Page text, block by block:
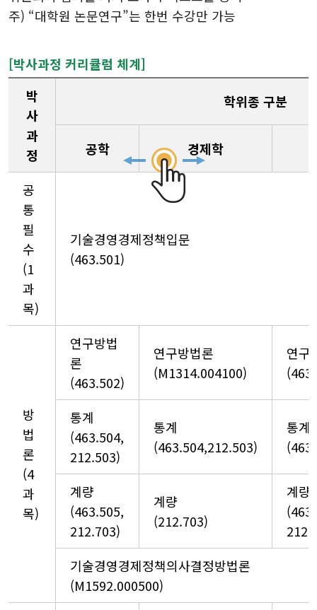
주) “대학원 논문연구”는 한번 수강만 가능
[박사과정 커리큘럼 체계]
박
사
과
정
학위종 구분
공학 경제학
공
통
필
수
(1
과
목)
기술경영경제정책입문
(463.501)
방
법
론
(4
과
목)
연구방법
론
(463.502)
연구방법론
(M1314.004100)
연구
통계
(463.504,
212.503)
통계
(463.504,212.503)
통계
계량
(463.505,
212.703)
계량
(212.703)
계량
기술경영경제정책의사결정방법론
(M1592.000500)